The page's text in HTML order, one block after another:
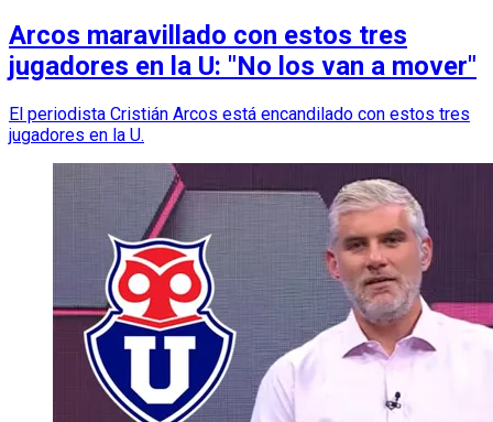
Arcos maravillado con estos tres
jugadores en la U: "No los van a mover"
El periodista Cristián Arcos está encandilado con estos tres
jugadores en la U.